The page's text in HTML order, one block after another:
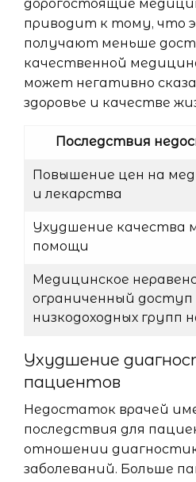
дорогостоящие
приводит к тому, что
получают меньше
качественной
может негативно
здоровье и качестве
Последствия
Повышение цен на
и лекарства
Ухудшение качества
помощи
Медицинское
ограниченный доступ
низкодоходных групп
Ухудшение
пациентов
Недостаток врачей
последствия для
отношении
заболеваний. Больше